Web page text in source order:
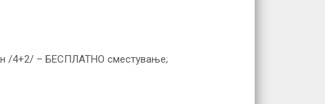
/4+2/ – БЕСПЛАТНО сместување;